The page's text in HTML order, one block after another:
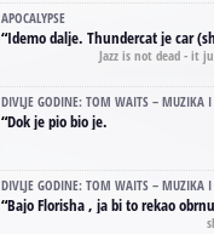
APOCALYPSE
“Idemo dalje. Thundercat je car
Jazz is not dead - it
DIVLJE GODINE: TOM WAITS – MUZIKA
“Dok je pio bio je.
DIVLJE GODINE: TOM WAITS – MUZIKA
“Bajo Florisha , ja bi to rekao obrnuto: Beefheart je za